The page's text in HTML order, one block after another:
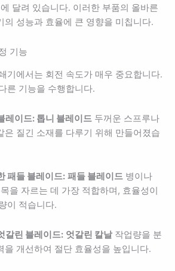
달려 있습니다. 이러한 부품의 올바른
의 성능과 효율에 큰 영향을 미칩니다.
기능
기에서는 회전 속도가 매우 중요합니다.
른 기능을 수행합니다.
레이드: 톱니 블레이드 두꺼운 스프루나
은 질긴 소재를 다루기 위해 만들어졌습
패들 블레이드: 패들 블레이드 병이나
을 자르는 데 가장 적합하며, 효율성이
이 적습니다.
갈린 블레이드: 엇갈린 칼날작업량을 분
을 개선하여 절단 효율성을 높입니다.